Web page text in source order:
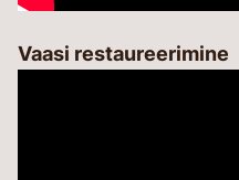
Vaasi restaureerimine